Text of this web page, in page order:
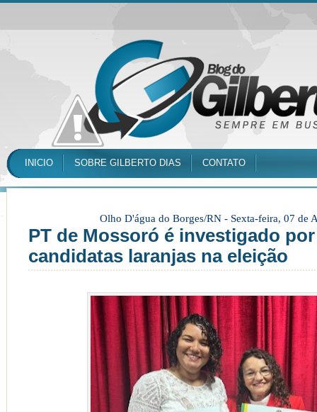
INICIO SOBRE GILBERTO DIAS CONTATO
Olho D'água do Borges/RN - Sexta-feira, 07 de
PT de Mossoró é investigado
candidatas laranjas na eleição